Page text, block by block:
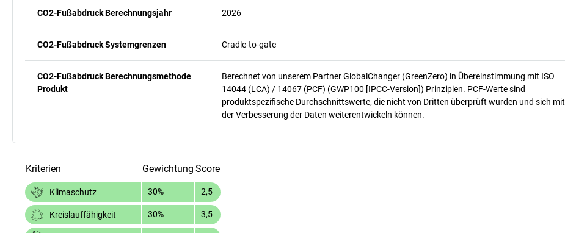
CO2-Fußabdruck Berechnungsjahr 2026
CO2-Fußabdruck Systemgrenzen Cradle-to-gate
CO2-Fußabdruck Berechnungsmethode
Produkt
Berechnet von unserem Partner GlobalChanger (GreenZero) in Übereinstimmung mit ISO
14044 (LCA) / 14067 (PCF) (GWP100 [IPCC-Version]) Prinzipien. PCF-Werte sind
produktspezifische Durchschnittswerte, die nicht von Dritten überprüft wurden und sich mit
der Verbesserung der Daten weiterentwickeln können.
Kriterien Gewichtung Score
Klimaschutz 30% 2,5
Kreislauffähigkeit 30% 3,5